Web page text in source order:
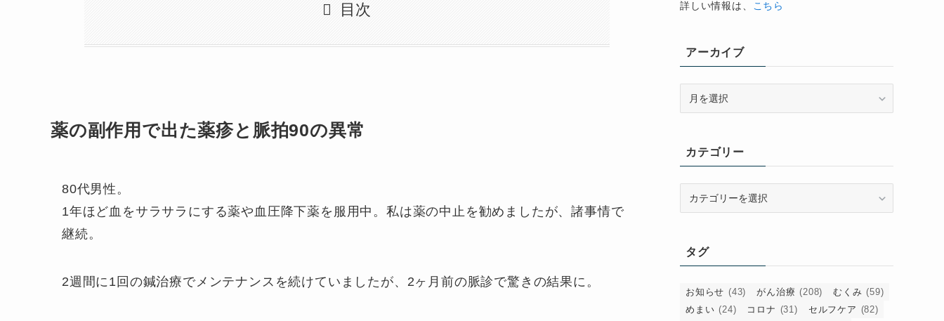
目次
薬の副作用で出た薬疹と脈拍90の異常
80代男性。
1年ほど血をサラサラにする薬や血圧降下薬を服用中。私は薬の中止を勧めましたが、諸事情で
継続。
2週間に1回の鍼治療でメンテナンスを続けていましたが、2ヶ月前の脈診で驚きの結果に。
詳しい情報は、 こちら
アーカイブ
ブカテゴリー
ータグ
お知らせ (43) がん治療 (208) むくみ (59)
めまい (24) コロナ (31) セルフケア (82)